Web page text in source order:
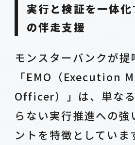
実行と検証を一体
の伴走支援
モンスターバンクが提
「EMO（Execution
Officer）」は、単な
らない実行推進への強
ントを特徴としていま